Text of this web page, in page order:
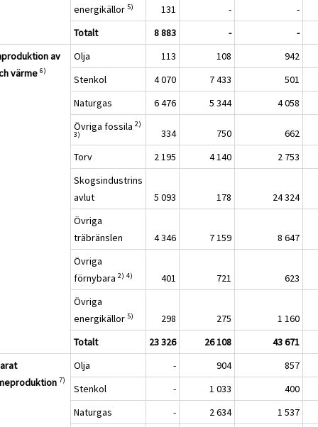
energikällor5) 131 - -
Totalt
8 883 - -
av
värme 6)
Olja 113 108 942
Stenkol
4 070 7 433 501
Naturgas
6 476 5 344 4 058
Övriga fossila2)
3)
334 750 662
Torv
2 195 4 140 2 753
Skogsindustrins
avlut
5 093 178 24 324
Övriga
träbränslen
4 346 7 159 8 647
Övriga
förnybara2) 4) 401 721 623
Övriga
energikällor5) 298 275 1 160
Totalt
23 326 26 108 43 671
7)
Olja - 904 857
Stenkol
- 1 033 400
Naturgas
- 2 634 1 537